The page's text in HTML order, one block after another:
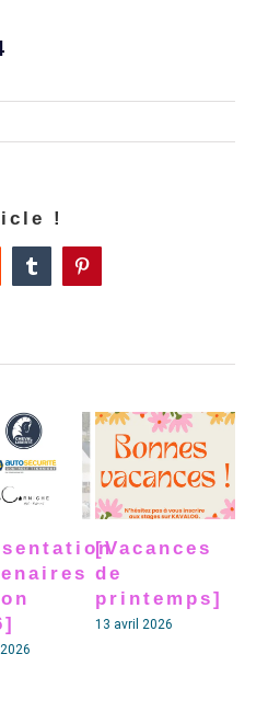
!
Tumblr
[Vacances
de
printemps]
13 avril 2026